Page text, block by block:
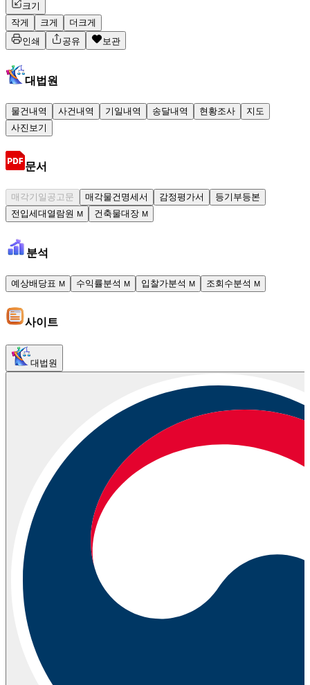
크기
작게
크게
더크게
인쇄
공유 보관
대법원
물건내역 사건내역 기일내역 송달내역 현황조사
지도
사진보기
문서
매각기일공고문 매각물건명세서 감정평가서
등기부등본
전입세대열람원 M 건축물대장 M
분석
예상배당표 M 수익률분석 M 입찰가분석 M 조회수분석 M
사이트
대법원